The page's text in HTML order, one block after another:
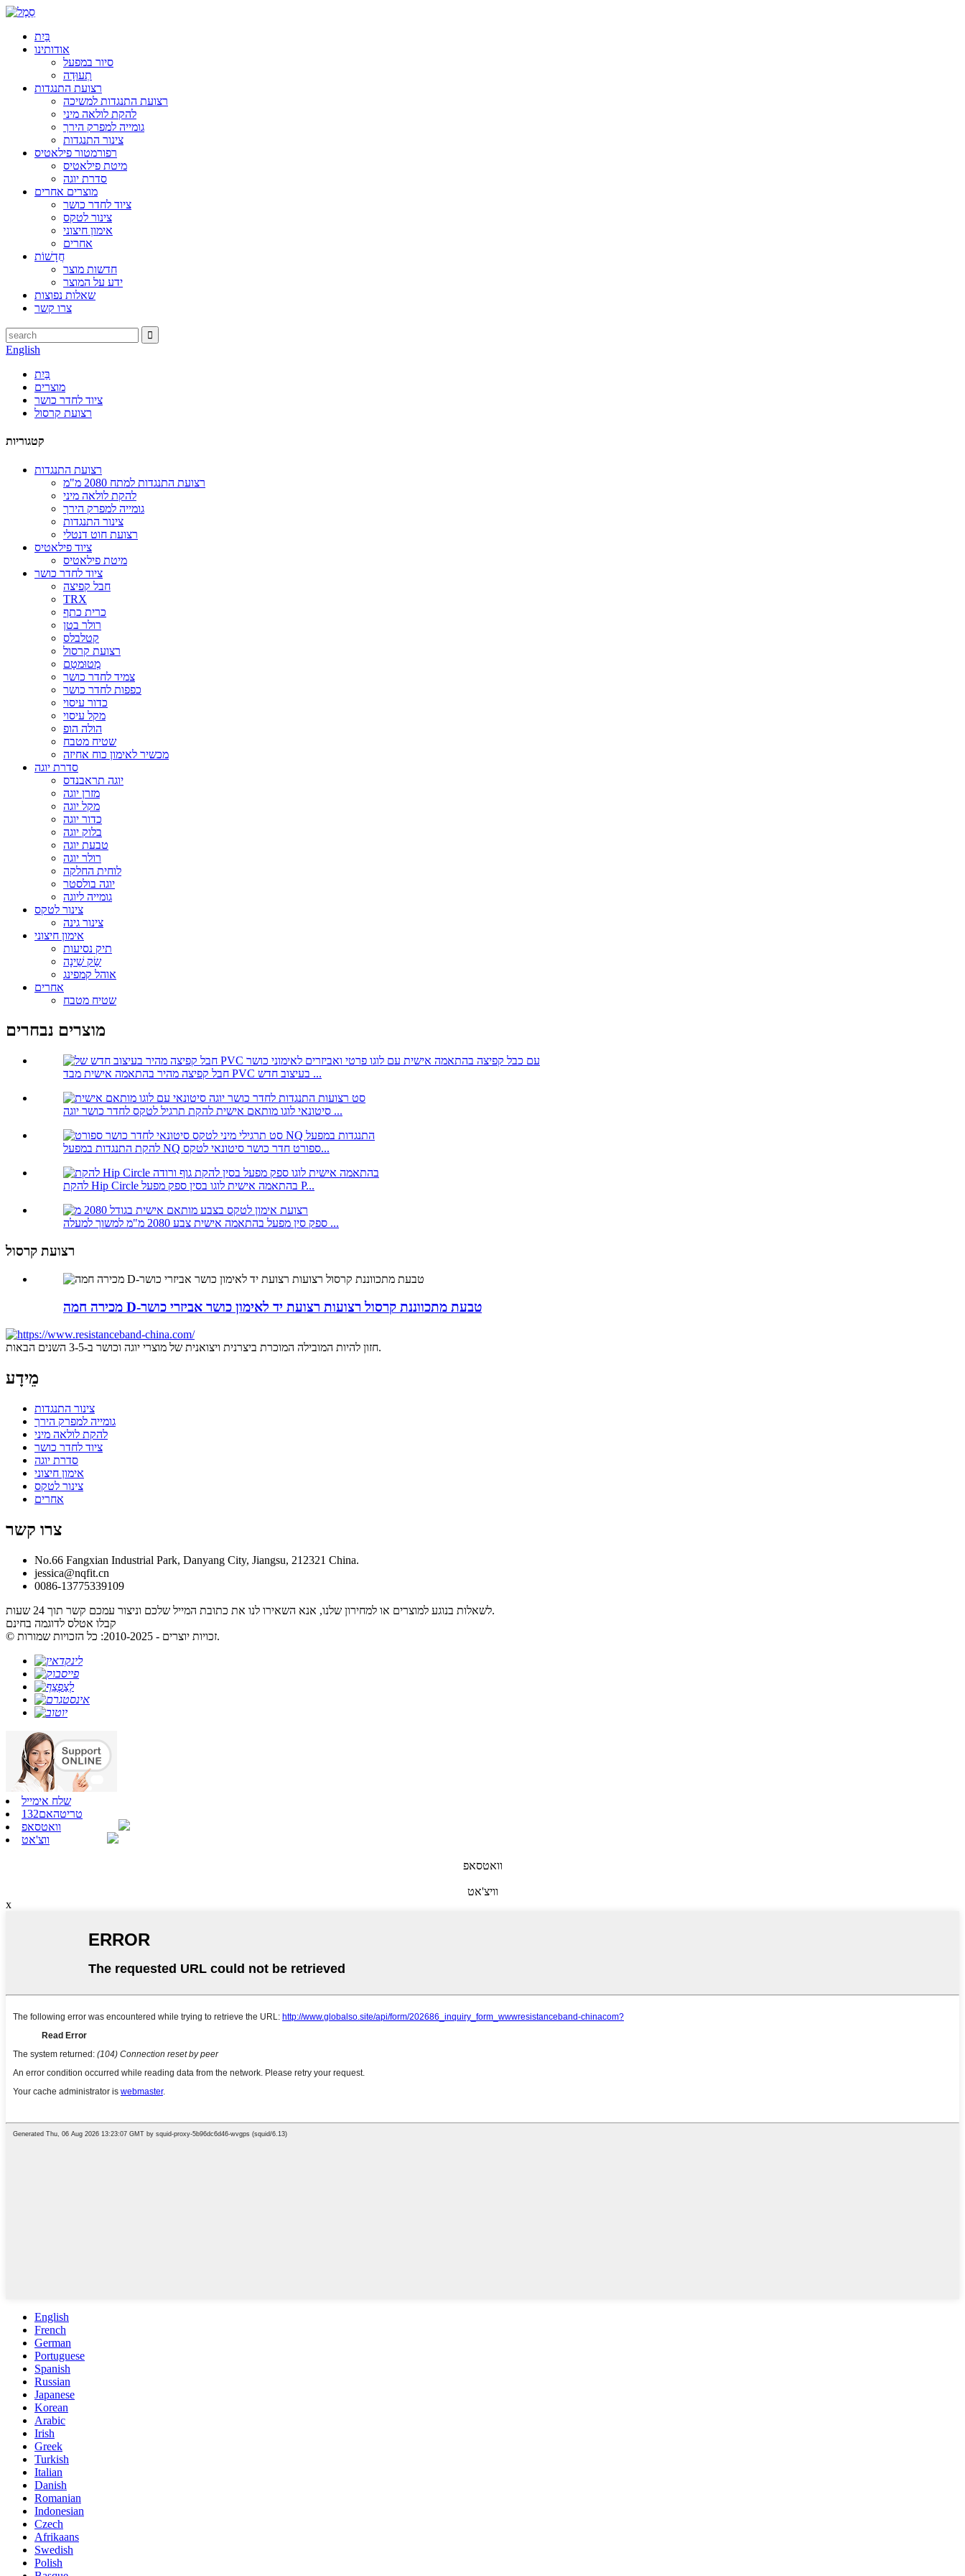
בַּיִת
אודותינו
סיור במפעל
תְעוּדָה
רצועת התנגדות
רצועת התנגדות למשיכה
להקת לולאה מיני
גומייה למפרק הירך
צינור התנגדות
רפורמטור פילאטיס
מיטת פילאטיס
סדרת יוגה
מוצרים אחרים
ציוד לחדר כושר
צינור לטקס
אימון חיצוני
אחרים
חֲדָשׁוֹת
חדשות מוצר
ידע על המוצר
שאלות נפוצות
צרו קשר
English
בַּיִת
מוצרים
ציוד לחדר כושר
רצועת קרסול
קטגוריות
רצועת התנגדות
רצועת התנגדות למתח 2080 מ"מ
להקת לולאה מיני
גומייה למפרק הירך
צינור התנגדות
רצועת חוט דנטלי
ציוד פילאטיס
מיטת פילאטיס
ציוד לחדר כושר
חבל קפיצה
TRX
כרית כתף
רולר בטן
קטלבלס
רצועת קרסול
מְטוּמטָם
צמיד לחדר כושר
כפפות לחדר כושר
כדור עיסוי
מקל עיסוי
הולה הופ
שטיח מטבח
מכשיר לאימון כוח אחיזה
סדרת יוגה
יוגה תראבנדס
מזרן יוגה
מקל יוגה
כדור יוגה
בלוק יוגה
טבעת יוגה
רולר יוגה
לוחית החלקה
יוגה בולסטר
גומייה ליוגה
צינור לטקס
צינור גינה
אימון חיצוני
תיק נסיעות
שַׂק שֵׁינָה
אוהל קמפינג
אחרים
שטיח מטבח
מוצרים נבחרים
חבל קפיצה מהיר בהתאמה אישית מבד PVC בעיצוב חדש ...
סיטונאי לוגו מותאם אישית להקת תרגיל לטקס לחדר כושר יוגה ...
להקת התנגדות במפעל NQ ספורט חדר כושר סיטונאי לטקס...
להקת Hip Circle בהתאמה אישית לוגו בסין ספק מפעל P...
ספק סין מפעל בהתאמה אישית צבע 2080 מ"מ למשוך למעלה ...
רצועת קרסול
מכירה חמה D-טבעת מתכווננת קרסול רצועות רצועת יד לאימון כושר אביזרי כושר
חזון להיות המובילה המוכרת ביצרנית ויצואנית של מוצרי יוגה וכושר ב-3-5 השנים הבאות.
מֵידָע
צינור התנגדות
גומייה למפרק הירך
להקת לולאה מיני
ציוד לחדר כושר
סדרת יוגה
אימון חיצוני
צינור לטקס
אחרים
צרו קשר
No.66 Fangxian Industrial Park, Danyang City, Jiangsu, 212321 China.
jessica@nqfit.cn
0086-13775339109
לשאלות בנוגע למוצרים או למחירון שלנו, אנא השאירו לנו את כתובת המייל שלכם וניצור עמכם קשר תוך 24 שעות.
קבלו אטלס לדוגמה בחינם
© זכויות יוצרים - 2010-2025: כל הזכויות שמורות.
שלח אימייל
טריטהאם132
וואטסאפ
ווצ'אט
וואטסאפ
וויצ'אט
x
English
French
German
Portuguese
Spanish
Russian
Japanese
Korean
Arabic
Irish
Greek
Turkish
Italian
Danish
Romanian
Indonesian
Czech
Afrikaans
Swedish
Polish